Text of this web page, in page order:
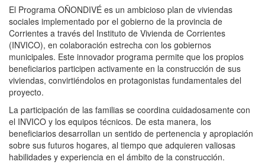
El Programa OÑONDIVÉ es un ambicioso plan de viviendas
sociales implementado por el gobierno de la provincia de
Corrientes a través del Instituto de Vivienda de Corrientes
(INVICO), en colaboración estrecha con los gobiernos
municipales. Este innovador programa permite que los propios
beneficiarios participen activamente en la construcción de sus
viviendas, convirtiéndolos en protagonistas fundamentales del
proyecto.
La participación de las familias se coordina cuidadosamente con
el INVICO y los equipos técnicos. De esta manera, los
beneficiarios desarrollan un sentido de pertenencia y apropiación
sobre sus futuros hogares, al tiempo que adquieren valiosas
habilidades y experiencia en el ámbito de la construcción.